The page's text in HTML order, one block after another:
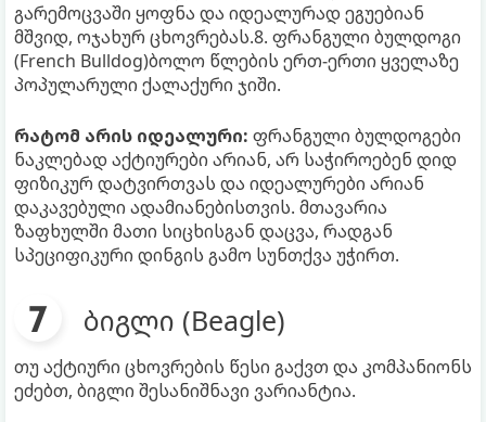
გარემოცვაში ყოფნა და იდეალურად ეგუებიან
მშვიდ, ოჯახურ ცხოვრებას.8. ფრანგული ბულდოგი
(French Bulldog)ბოლო წლების ერთ-ერთი ყველაზე
პოპულარული ქალაქური ჯიში.
რატომ არის იდეალური: ფრანგული ბულდოგები
ნაკლებად აქტიურები არიან, არ საჭიროებენ დიდ
ფიზიკურ დატვირთვას და იდეალურები არიან
დაკავებული ადამიანებისთვის. მთავარია
ზაფხულში მათი სიცხისგან დაცვა, რადგან
სპეციფიკური დინგის გამო სუნთქვა უჭირთ.
ბიგლი (Beagle)
თუ აქტიური ცხოვრების წესი გაქვთ და კომპანიონს
ეძებთ, ბიგლი შესანიშნავი ვარიანტია.